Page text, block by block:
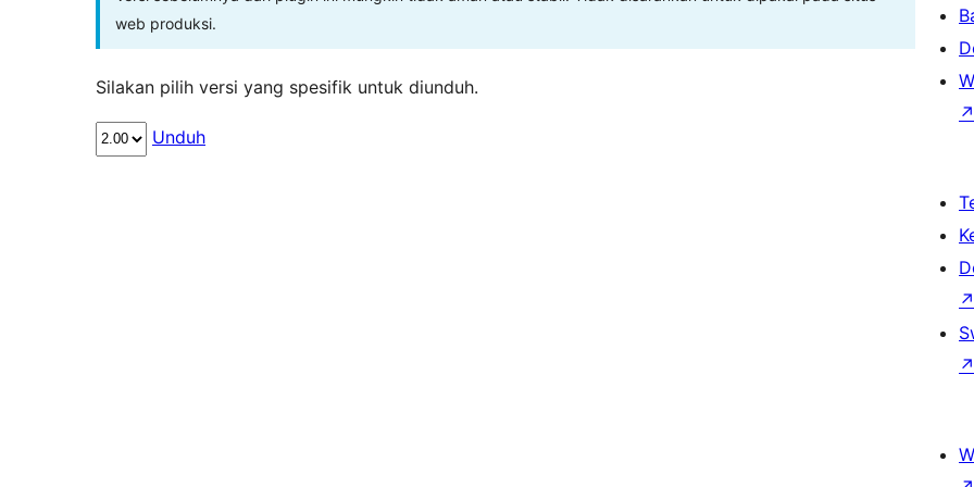
web produksi.
Silakan pilih versi yang spesifik untuk diunduh.
Unduh
↗
↗
↗